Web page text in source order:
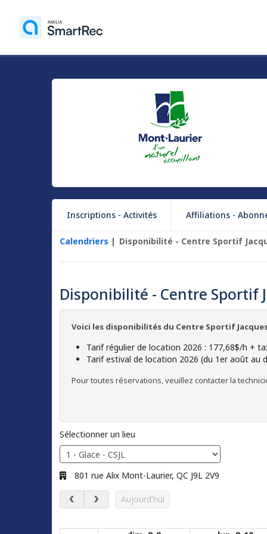
Inscriptions - Activités Affiliations -
Calendriers Disponibilité - Centre Sportif
Disponibilité - Centre Sportif
Voici les disponibilités du Centre Sportif
Tarif régulier de location 2026 : 177,68$/h +
Tarif estival de location 2026 (du 1er août au
Pour toutes réservations, veuillez contacter la
Sélectionner un lieu
Adresse:
801 rue Alix Mont-Laurier, QC J9L 2V9
9 – 15 août 2026
Aujourd'hui